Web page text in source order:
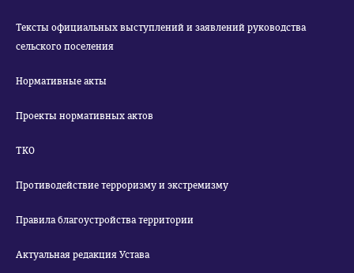
Тексты официальных выступлений и заявлений руководства
сельского поселения
Нормативные акты
Проекты нормативных актов
ТКО
Противодействие терроризму и экстремизму
Правила благоустройства территории
Актуальная редакция Устава